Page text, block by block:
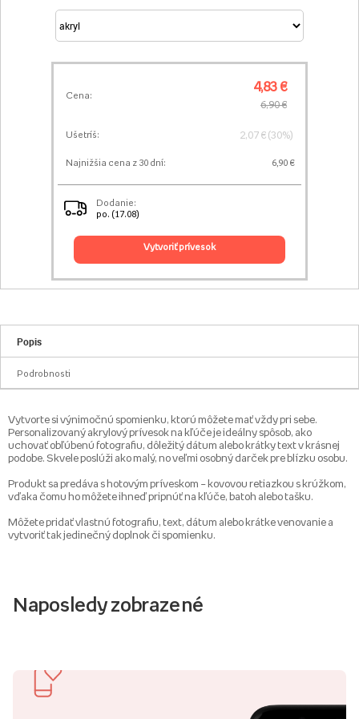
Cena:
4,83 €
6,90 €
Ušetríš: 2,07 € (30%)
Najnižšia cena z 30 dní: 6,90 €
Dodanie:
po. (17.08)
vytvoriť prívesok
Popis
Podrobnosti
Vytvorte si výnimočnú spomienku, ktorú môžete mať vždy pri sebe.
Personalizovaný akrylový prívesok na kľúče je ideálny spôsob, ako
uchovať obľúbenú fotografiu, dôležitý dátum alebo krátky text v krásnej
podobe. Skvele poslúži ako malý, no veľmi osobný darček pre blízku osobu.
Produkt sa predáva s hotovým príveskom – kovovou retiazkou s krúžkom,
vďaka čomu ho môžete ihneď pripnúť na kľúče, batoh alebo tašku.
Môžete pridať vlastnú fotografiu, text, dátum alebo krátke venovanie a
vytvoriť tak jedinečný doplnok či spomienku.
Naposledy zobrazené